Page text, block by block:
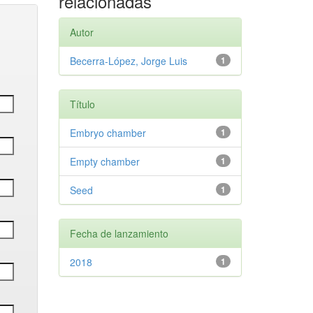
Autor
1
Becerra-López, Jorge Luis
Título
1
Embryo chamber
1
Empty chamber
1
Seed
Fecha de lanzamiento
1
2018